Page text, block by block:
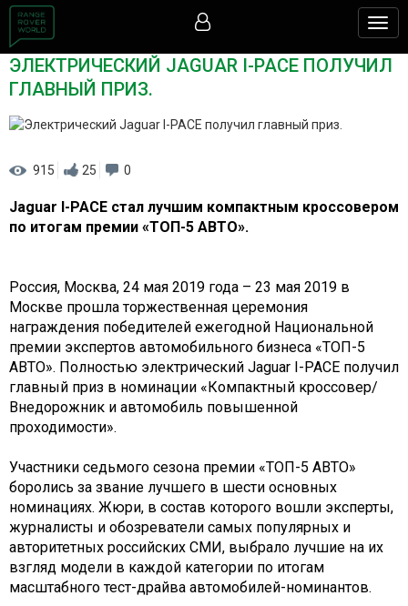
ЭЛЕКТРИЧЕСКИЙ JAGUAR I-PACE ПОЛУЧИЛ
ГЛАВНЫЙ ПРИЗ.
915 25 0
Jaguar I-PACE стал лучшим компактным кроссовером
по итогам премии «ТОП-5 АВТО».
Россия, Москва, 24 мая 2019 года – 23 мая 2019 в
Москве прошла торжественная церемония
награждения победителей ежегодной Национальной
премии экспертов автомобильного бизнеса «ТОП-5
АВТО». Полностью электрический Jaguar I-PACE получил
главный приз в номинации «Компактный кроссовер/
Внедорожник и автомобиль повышенной
проходимости».
Участники седьмого сезона премии «ТОП-5 АВТО»
боролись за звание лучшего в шести основных
номинациях. Жюри, в состав которого вошли эксперты,
журналисты и обозреватели самых популярных и
авторитетных российских СМИ, выбрало лучшие на их
взгляд модели в каждой категории по итогам
масштабного тест-драйва автомобилей-номинантов.